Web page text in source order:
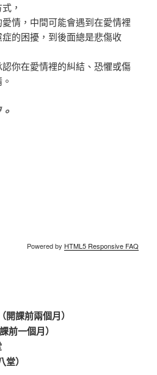
，
情，中間可能會遇到在愛情裡
的困擾，到後面總是悲傷收
你在愛情裡的糾結、恐懼或傷
Powered by HTML5 Responsive FAQ
開課前兩個月）
前一個月）
）